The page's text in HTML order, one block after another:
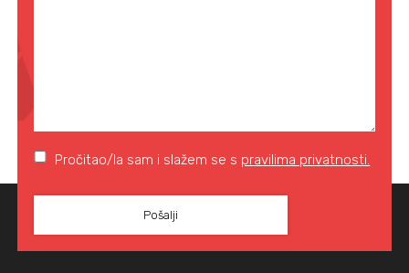
Pročitao/la sam i slažem se s pravilima privatnosti.